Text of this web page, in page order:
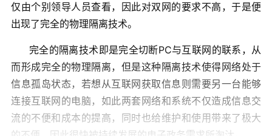
仅由个别领导人员查看，因此对双网的要求不高，于是便
出现了完全的物理隔离技术。
完全的隔离技术即是完全切断PC与互联网的联系，从
而形成完全的物理隔离，但是这种隔离技术使得网络处于
信息孤岛状态，若想从互联网获取信息则需要另一台能够
连接互联网的电脑，如此两套网络和系统不仅造成信息交
流的不便和成本的提高，同时也给维护和使用带来了极大